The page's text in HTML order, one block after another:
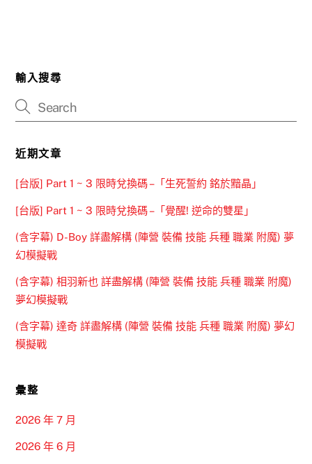
輸入搜尋
近期文章
[台版] Part 1 ~ 3 限時兌換碼 –「生死誓約 銘於黯晶」
[台版] Part 1 ~ 3 限時兌換碼 –「覺醒! 逆命的雙星」
(含字幕) D-Boy 詳盡解構 (陣營 裝備 技能 兵種 職業 附魔) 夢
幻模擬戰
(含字幕) 相羽新也 詳盡解構 (陣營 裝備 技能 兵種 職業 附魔)
夢幻模擬戰
(含字幕) 達奇 詳盡解構 (陣營 裝備 技能 兵種 職業 附魔) 夢幻
模擬戰
彙整
2026 年 7 月
2026 年 6 月